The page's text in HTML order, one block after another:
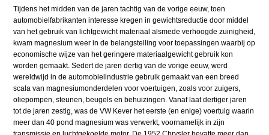
Tijdens het midden van de jaren tachtig van de vorige eeuw, toen
automobielfabrikanten interesse kregen in gewichtsreductie door middel
van het gebruik van lichtgewicht materiaal alsmede verhoogde zuinigheid,
kwam magnesium weer in de belangstelling voor toepassingen waarbij op
economische wijze van het geringere materiaalgewicht gebruik kon
worden gemaakt. Sedert de jaren dertig van de vorige eeuw, werd
wereldwijd in de automobielindustrie gebruik gemaakt van een breed
scala van magnesiumonderdelen voor voertuigen, zoals voor zuigers,
oliepompen, steunen, beugels en behuizingen. Vanaf laat dertiger jaren
tot de jaren zestig, was de VW Kever het eerste (en enige) voertuig waarin
meer dan 40 pond magnesium was verwerkt, voornamelijk in zijn